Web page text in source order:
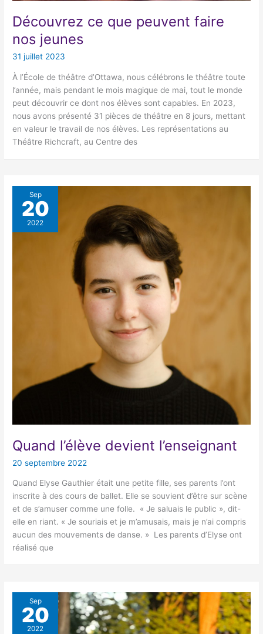
Découvrez ce que peuvent faire
nos jeunes
31 juillet 2023
À l’École de théâtre d’Ottawa, nous célébrons le théâtre toute
l’année, mais pendant le mois magique de mai, tout le monde
peut découvrir ce dont nos élèves sont capables. En 2023,
nous avons présenté 31 pièces de théâtre en 8 jours, mettant
en valeur le travail de nos élèves. Les représentations au
Théâtre Richcraft, au Centre des
Sep
20
2022
Quand l’élève devient l’enseignant
20 septembre 2022
Quand Elyse Gauthier était une petite fille, ses parents l’ont
inscrite à des cours de ballet. Elle se souvient d’être sur scène
et de s’amuser comme une folle. « Je saluais le public », dit-
elle en riant. « Je souriais et je m’amusais, mais je n’ai compris
aucun des mouvements de danse. » Les parents d’Elyse ont
réalisé que
Sep
20
2022